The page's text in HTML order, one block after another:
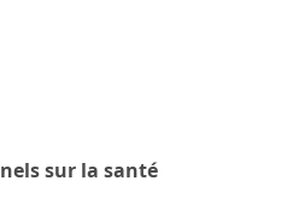
sur la santé